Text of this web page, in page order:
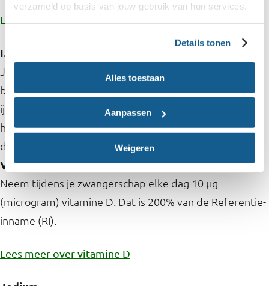
verzameld op basis van jouw gebruik van hun services.
Details tonen
Alles toestaan
Aanpassen
Weigeren
Lees meer over vitamines
IJzer
Je verloskundige laat controleren of je voldoende ijzer
binnenkrijgt. Als je een ijzertekort hebt, dan krijg je een
ijzersupplement voorgeschreven. De aanbevolen
hoeveelheid voor zwangeren is 16 mg (milligram) per
dag. Dit is 115% van de RI.
Vitamine D3
Neem tijdens je zwangerschap elke dag 10 µg
(microgram) vitamine D. Dat is 200% van de Referentie-
inname (RI).
Lees meer over vitamine D